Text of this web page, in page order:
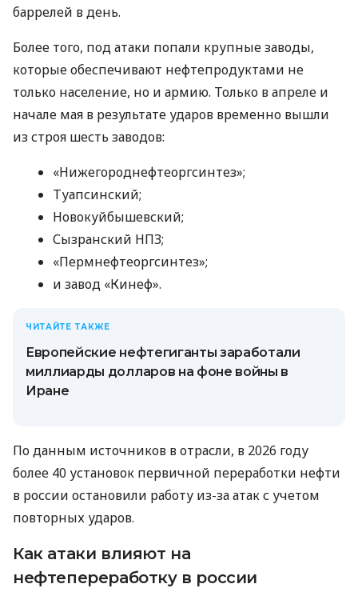
баррелей в день.
Более того, под атаки попали крупные заводы,
которые обеспечивают нефтепродуктами не
только население, но и армию. Только в апреле и
начале мая в результате ударов временно вышли
из строя шесть заводов:
«Нижегороднефтеоргсинтез»;
Туапсинский;
Новокуйбышевский;
Сызранский НПЗ;
«Пермнефтеоргсинтез»;
и завод «Кинеф».
ЧИТАЙТЕ ТАКЖЕ
Европейские нефтегиганты заработали
миллиарды долларов на фоне войны в
Иране
По данным источников в отрасли, в 2026 году
более 40 установок первичной переработки нефти
в россии остановили работу из-за атак с учетом
повторных ударов.
Как атаки влияют на
нефтепереработку в россии